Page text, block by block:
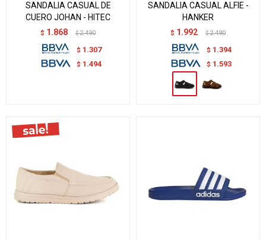
SANDALIA CASUAL DE
CUERO JOHAN - HITEC
$ 1.868 $ 2.490
$ 1.307
$ 1.494
SANDALIA CASUAL ALFIE -
HANKER
$ 1.992 $ 2.490
$ 1.394
$ 1.593